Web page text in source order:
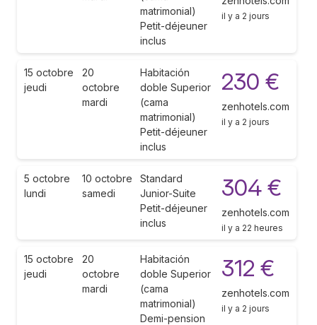
matrimonial)
Petit-déjeuner
inclus
il y a 2 jours
15 octobre
jeudi
20
octobre
mardi
Habitación
doble Superior
(cama
matrimonial)
Petit-déjeuner
inclus
230 €
zenhotels.com
il y a 2 jours
5 octobre
lundi
10 octobre
samedi
Standard
Junior-Suite
Petit-déjeuner
inclus
304 €
zenhotels.com
il y a 22 heures
15 octobre
jeudi
20
octobre
mardi
Habitación
doble Superior
(cama
matrimonial)
Demi-pension
312 €
zenhotels.com
il y a 2 jours